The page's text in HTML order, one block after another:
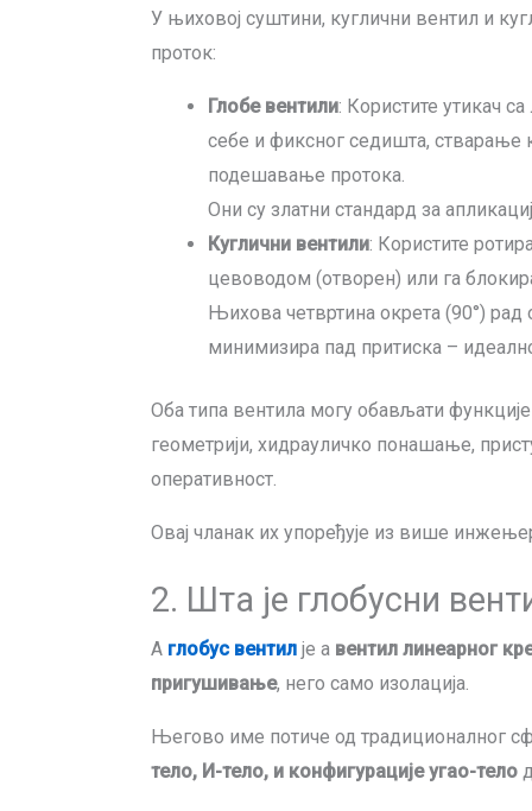
У њиховој суштини, куглични вентил и
проток:
Глобе вентили: Користите утикач
себе и фиксног седишта, стварање
подешавање протока.
Они су златни стандард за
Куглични вентили: Користите
цевоводом (отворен) или га
Њихова четвртина окрета (90°)
минимизира пад притиска –
Оба типа вентила могу обављати
геометрији, хидрауличко понашање,
оперативност.
Овај чланак их упоређује из више
2. Шта је глобусни
А глобус вентилје а вентил линеарног
пригушивање, него само изолација.
Његово име потиче од традиционалног
тело, И-тело, и конфигурације угао-тело